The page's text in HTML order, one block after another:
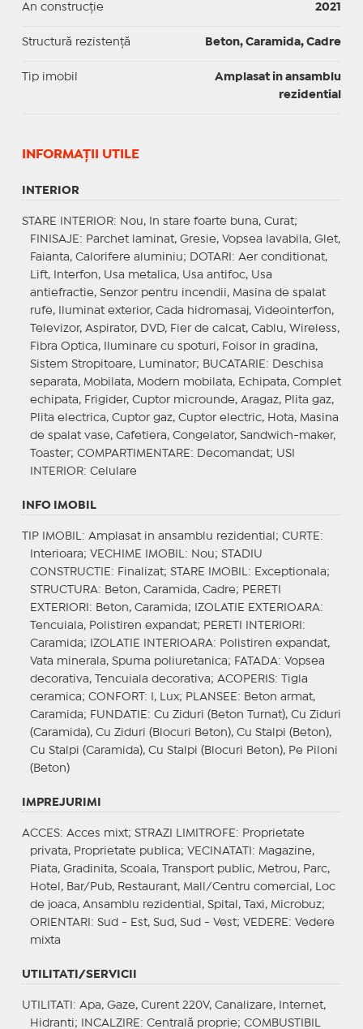
An construcție 2021
Structură rezistență Beton, Caramida, Cadre
Tip imobil
Amplasat in ansamblu
rezidential
INFORMAŢII UTILE
INTERIOR
STARE INTERIOR: Nou, In stare foarte buna, Curat;
FINISAJE : Parchet laminat, Gresie, Vopsea lavabila, Glet,
Faianta, Calorifere aluminiu;
DOTARI : Aer conditionat,
Lift, Interfon, Usa metalica, Usa antifoc, Usa
antiefractie, Senzor pentru incendii, Masina de spalat
rufe, Iluminat exterior, Cada hidromasaj, Videointerfon,
Televizor, Aspirator, DVD, Fier de calcat, Cablu, Wireless,
Fibra Optica, Iluminare cu spoturi, Foisor in gradina,
Sistem Stropitoare, Luminator; BUCATARIE : Deschisa
separata, Mobilata, Modern mobilata, Echipata, Complet
echipata, Frigider, Cuptor microunde, Aragaz, Plita gaz,
Plita electrica, Cuptor gaz, Cuptor electric, Hota, Masina
de spalat vase, Cafetiera, Congelator, Sandwich-maker,
Toaster; COMPARTIMENTARE : Decomandat; USI
INTERIOR: Celulare
INFO IMOBIL
TIP IMOBIL : Amplasat in ansamblu rezidential; CURTE :
Interioara; VECHIME IMOBIL : Nou; STADIU
CONSTRUCTIE : Finalizat; STARE IMOBIL : Exceptionala;
STRUCTURA: Beton, Caramida, Cadre; PERETI
EXTERIORI : Beton, Caramida; IZOLATIE EXTERIOARA:
Tencuiala, Polistiren expandat; PERETI INTERIORI :
Caramida;
IZOLATIE INTERIOARA: Polistiren expandat,
Vata minerala, Spuma poliuretanica; FATADA: Vopsea
decorativa, Tencuiala decorativa; ACOPERIS: Tigla
ceramica; CONFORT : I, Lux; PLANSEE : Beton armat,
Caramida; FUNDATIE : Cu Ziduri (Beton Turnat), Cu Ziduri
(Caramida), Cu Ziduri (Blocuri Beton), Cu Stalpi (Beton),
Cu Stalpi (Caramida), Cu Stalpi (Blocuri Beton), Pe Piloni
(Beton)
IMPREJURIMI
ACCES: Acces mixt; STRAZI LIMITROFE : Proprietate
privata, Proprietate publica; VECINATATI : Magazine,
Piata, Gradinita, Scoala, Transport public, Metrou, Parc,
Hotel, Bar/Pub, Restaurant, Mall/Centru comercial, Loc
de joaca, Ansamblu rezidential, Spital, Taxi, Microbuz;
ORIENTARI : Sud - Est, Sud, Sud - Vest; VEDERE : Vedere
mixta
UTILITATI/SERVICII
UTILITATI : Apa, Gaze, Curent 220V, Canalizare, Internet,
Hidranti;
INCALZIRE : Centrală proprie; COMBUSTIBIL